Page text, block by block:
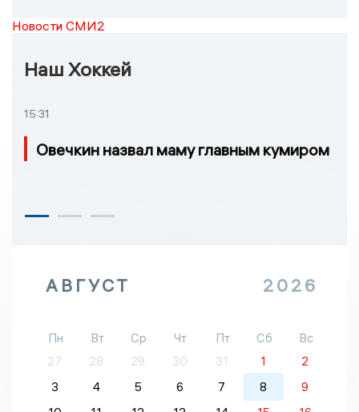
Новости СМИ2
Наш Хоккей
15:31
Овечкин назвал маму главным кумиром
АВГУСТ 2026
Пн Вт Ср Чт Пт Сб
Вс
27
28 29 30 31 1
2
3
4 5 6 7 8
9